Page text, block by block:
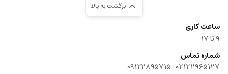
برگشت به بالا
ساعت کاری
9‌ تا ۱۷
شماره تماس
02122965127
|
09122895715